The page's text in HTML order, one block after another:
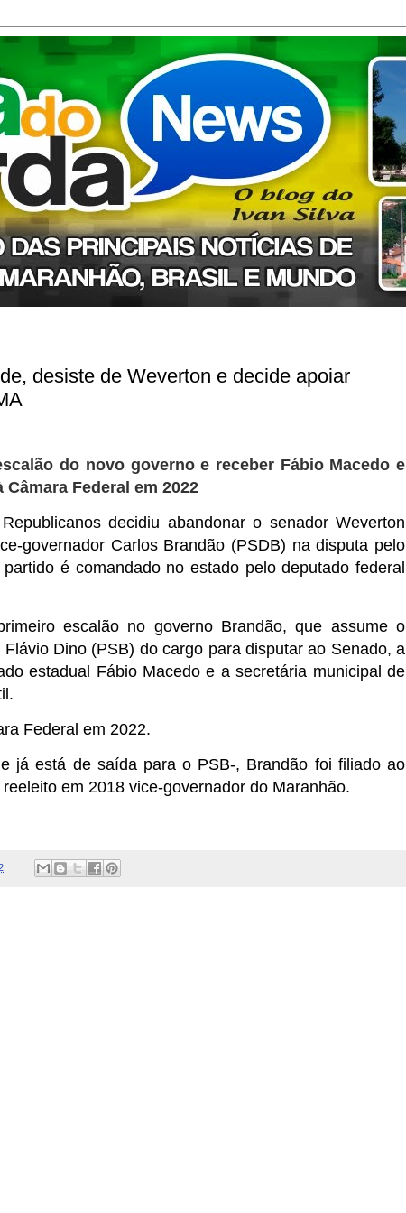
desiste de Weverton e decide apoiar
do novo governo e receber Fábio Macedo e
Federal em 2022
decidiu abandonar o senador Weverton
governador Carlos Brandão (PSDB) na disputa pelo
é comandado no estado pelo deputado federal
escalão no governo Brandão, que assume o
Dino (PSB) do cargo para disputar ao Senado, a
estadual Fábio Macedo e a secretária municipal de
Federal em 2022.
já está de saída para o PSB-, Brandão foi filiado ao
em 2018 vice-governador do Maranhão.